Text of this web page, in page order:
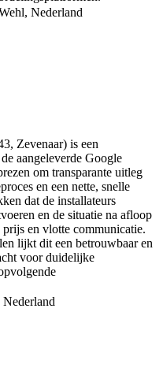
Nederland
Zevenaar) is een
aangeleverde Google
om transparante uitleg
en een nette, snelle
dat de installateurs
en de situatie na afloop
prijs en vlotte communicatie.
lijkt dit een betrouwbaar en
voor duidelijke